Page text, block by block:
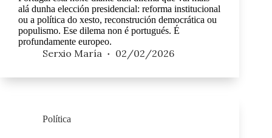
alá dunha elección presidencial: reforma institucional
ou a política do xesto, reconstrución democrática ou
populismo. Ese dilema non é portugués. É
profundamente europeo.
Serxio María 02/02/2026
Política